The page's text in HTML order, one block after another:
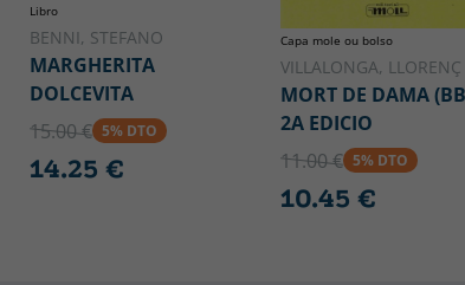
Libro
BENNI, STEFANO
MARGHERITA
DOLCEVITA
15.00 € 5% DTO
14.25 €
Capa mole ou bolso
VILLALONGA, LLORENÇ
MORT DE DAMA
2A EDICIO
11.00 € 5% DTO
10.45 €